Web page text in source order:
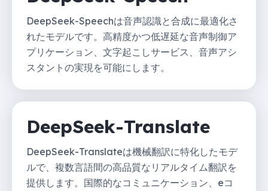
DeepSeek-Speechは音声認識と合成に最適化さ
れたモデルです。高精度かつ低遅延な音声制御ア
プリケーション、文字起こしサービス、音声アシ
スタントの実現を可能にします。
DeepSeek-Translate
DeepSeek-Translateは機械翻訳に特化したモデ
ルで、複数言語間の高品質なリアルタイム翻訳を
提供します。国際的なコミュニケーション、eコ